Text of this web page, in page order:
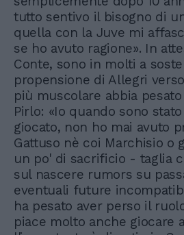
tutto sentivo il bisogno di
quella con la Juve mi
se ho avuto ragione». In
Conte, sono in molti a
propensione di Allegri
più muscolare abbia
Pirlo: «Io quando sono
giocato, non ho mai avuto
Gattuso nè coi Marchisio o
un po' di sacrificio - taglia
sul nascere rumors su
eventuali future
ha pesato aver perso il
piace molto anche giocare